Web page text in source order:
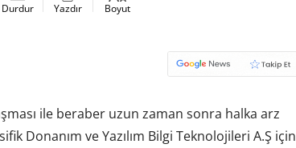
Durdur Yazdır Boyut
ile beraber uzun zaman sonra halka arz
Donanım ve Yazılım Bilgi Teknolojileri A.Ş için